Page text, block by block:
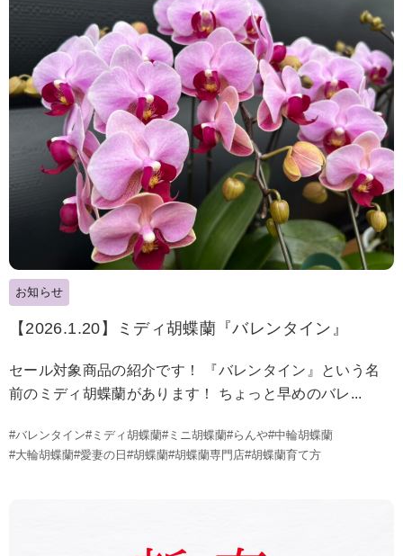
お知らせ
【2026.1.20】ミディ胡蝶蘭『バレンタイン』
セール対象商品の紹介です！ 『バレンタイン』という名
前のミディ胡蝶蘭があります！ ちょっと早めのバレ...
#バレンタイン#ミディ胡蝶蘭#ミニ胡蝶蘭#らんや#中輪胡蝶蘭
#大輪胡蝶蘭#愛妻の日 #胡蝶蘭#胡蝶蘭専門店#胡蝶蘭育て方